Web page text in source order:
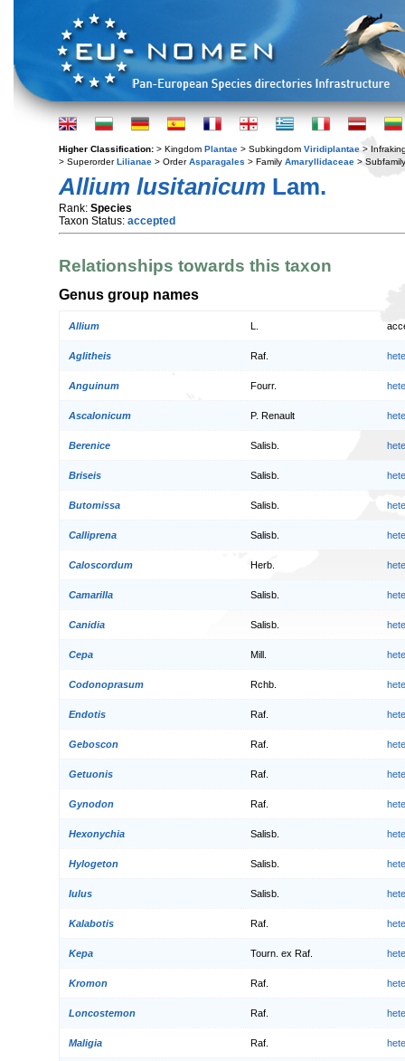
Higher Classification: > Kingdom Plantae > Subkingdom Viridiplantae >
> SuperorderLilianae > OrderAsparagales > Family Amaryllidaceae >
Allium lusitanicum Lam.
Rank: Species
Taxon Status: accepted
Relationships towards this taxon
Genus group names
Allium
Aglitheis Raf.
Anguinum Fourr.
Ascalonicum P. Renault
Berenice Salisb.
Briseis Salisb.
Butomissa Salisb.
Calliprena Salisb.
Caloscordum Herb.
Camarilla Salisb.
Canidia Salisb.
Cepa Mill.
Codonoprasum Rchb.
Endotis Raf.
Geboscon Raf.
Getuonis Raf.
Gynodon Raf.
Hexonychia Salisb.
Hylogeton Salisb.
Iulus Salisb.
Kalabotis Raf.
Kepa Tourn. ex Raf.
Kromon Raf.
Loncostemon Raf.
Maligia Raf.